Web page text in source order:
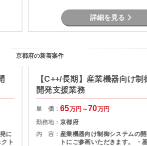
詳細を見る
京都府の新着案件
に
ト
【C++/長期】産業機器向け制
開発支援業務
単 価：65万円～70万円
勤務地： 京都府
内 容： 産業機器向け制御システムの
トにご参画いただきます。 ・基本設計～詳細